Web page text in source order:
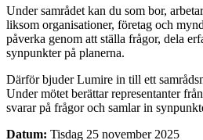
Under samrådet kan du som bor,
liksom organisationer, företag och
påverka genom att ställa frågor, dela
synpunkter på planerna.
Därför bjuder Lumire in till ett
Under mötet berättar representanter
svarar på frågor och samlar in
Datum: Tisdag 25 november 2025